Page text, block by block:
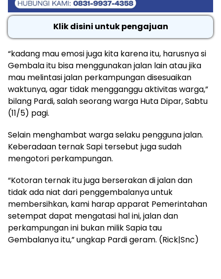
Klik disini untuk pengajuan
“kadang mau emosi juga kita karena itu, harusnya si
Gembala itu bisa menggunakan jalan lain atau jika
mau melintasi jalan perkampungan disesuaikan
waktunya, agar tidak mengganggu aktivitas warga,”
bilang Pardi, salah seorang warga Huta Dipar, Sabtu
(11/5) pagi.
Selain menghambat warga selaku pengguna jalan.
Keberadaan ternak Sapi tersebut juga sudah
mengotori perkampungan.
“Kotoran ternak itu juga berserakan di jalan dan
tidak ada niat dari penggembalanya untuk
membersihkan, kami harap apparat Pemerintahan
setempat dapat mengatasi hal ini, jalan dan
perkampungan ini bukan milik Sapia tau
Gembalanya itu,” ungkap Pardi geram. (Rick|Snc)